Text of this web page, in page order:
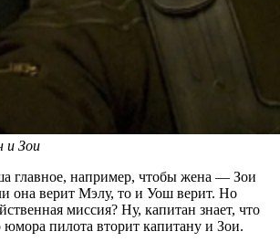
и Зои
главное, например, чтобы жена — Зои
она верит Мэлу, то и Уош верит. Но
миссия? Ну, капитан знает, что
пилота вторит капитану и Зои.